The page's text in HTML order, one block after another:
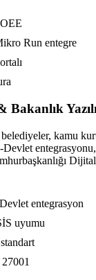
Run entegre
kamu
entegrasyon
uyumu